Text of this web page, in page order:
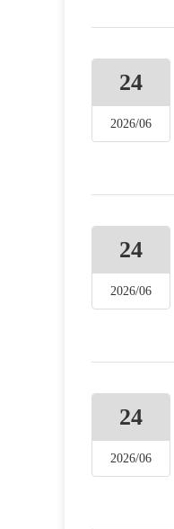
24
2026/06
24
2026/06
24
2026/06